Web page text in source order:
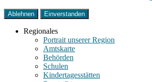
Ablehnen Einverstanden
Regionales
Portrait unserer Region
Amtskarte
Behörden
Schulen
Kindertagesstätten